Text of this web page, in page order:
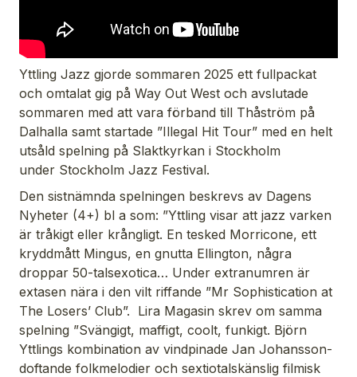
Yttling Jazz gjorde sommaren 2025 ett fullpackat
och omtalat gig på Way Out West och avslutade
sommaren med att vara förband till Thåström på
Dalhalla samt startade ”Illegal Hit Tour” med en helt
utsåld spelning på Slaktkyrkan i Stockholm
under Stockholm Jazz Festival.
Den sistnämnda spelningen beskrevs av Dagens
Nyheter (4+) bl a som: ”Yttling visar att jazz varken
är tråkigt eller krångligt. En tesked Morricone, ett
kryddmått Mingus, en gnutta Ellington, några
droppar 50-talsexotica… Under extranumren är
extasen nära i den vilt riffande ”Mr Sophistication at
The Losers’ Club”. Lira Magasin skrev om samma
spelning ”Svängigt, maffigt, coolt, funkigt. Björn
Yttlings kombination av vindpinade Jan Johansson-
doftande folkmelodier och sextiotalskänslig filmisk